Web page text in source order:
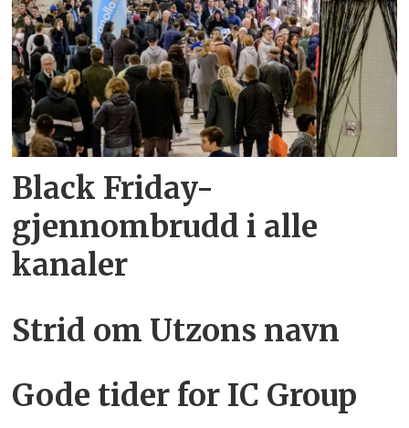
Black Friday-
gjennombrudd i alle
kanaler
Strid om Utzons navn
Gode tider for IC Group